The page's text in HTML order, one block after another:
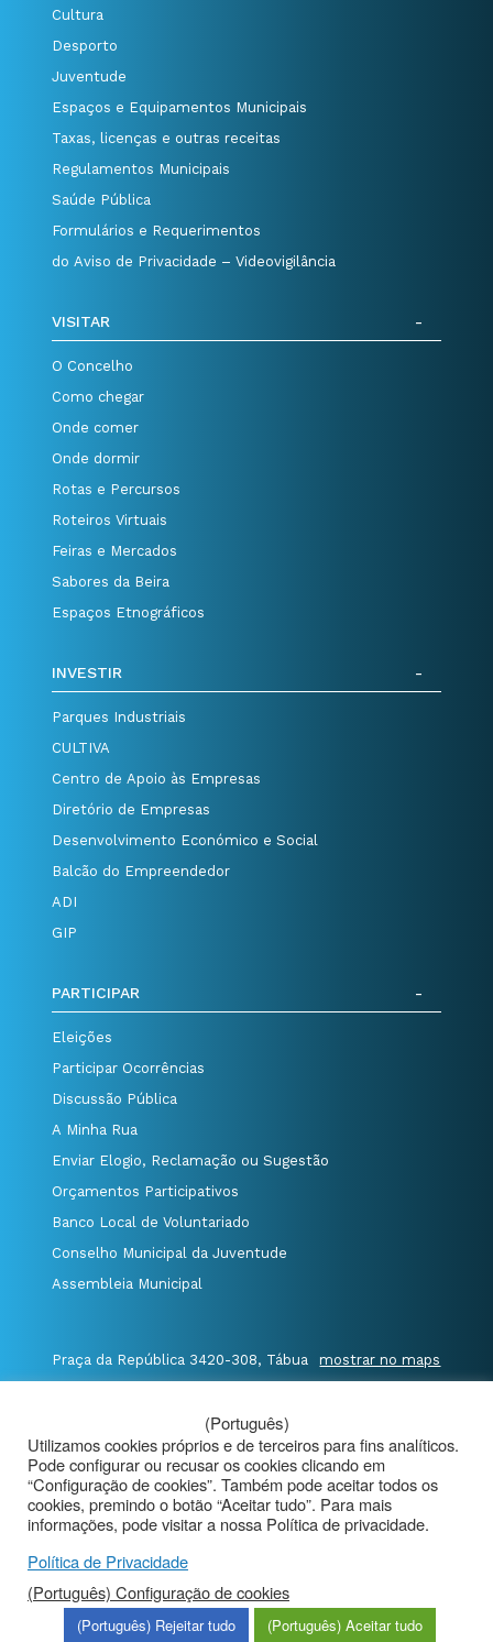
Cultura
Desporto
Juventude
Espaços e Equipamentos Municipais
Taxas, licenças e outras receitas
Regulamentos Municipais
Saúde Pública
Formulários e Requerimentos
do Aviso de Privacidade – Videovigilância
VISITAR
O Concelho
Como chegar
Onde comer
Onde dormir
Rotas e Percursos
Roteiros Virtuais
Feiras e Mercados
Sabores da Beira
Espaços Etnográficos
INVESTIR
Parques Industriais
CULTIVA
Centro de Apoio às Empresas
Diretório de Empresas
Desenvolvimento Económico e Social
Balcão do Empreendedor
ADI
GIP
PARTICIPAR
Eleições
Participar Ocorrências
Discussão Pública
A Minha Rua
Enviar Elogio, Reclamação ou Sugestão
Orçamentos Participativos
Banco Local de Voluntariado
Conselho Municipal da Juventude
Assembleia Municipal
Praça da República 3420-308, Tábua mostrar no maps
E. geral@cm-tabua.pt
@Município de Tábua | Mapa do Portal
|
Politica de Privacidade
|
Aviso de Privacidade - Videovigilância
(Português)
Utilizamos cookies próprios e de terceiros para fins analíticos.
Pode configurar ou recusar os cookies clicando em
“Configuração de cookies”. Também pode aceitar todos os
cookies, premindo o botão “Aceitar tudo”. Para mais
informações, pode visitar a nossa Política de privacidade.
Política de Privacidade
(Português) Configuração de cookies
(Português) Rejeitar tudo (Português) Aceitar tudo